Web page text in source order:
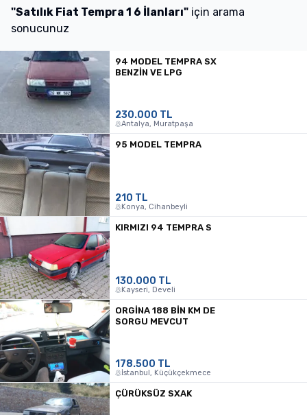
"Satılık Fiat Tempra 1 6 İlanları" için arama
sonucunuz
94 MODEL TEMPRA SX
BENZİN VE LPG
230.000 TL
Antalya, Muratpaşa
95 MODEL TEMPRA
210 TL
Konya, Cihanbeyli
KIRMIZI 94 TEMPRA S
130.000 TL
Kayseri, Develi
ORGINA 188 BIN KM DE
SORGU MEVCUT
178.500 TL
İstanbul, Küçükçekmece
ÇÜRÜKSÜZ SXAK